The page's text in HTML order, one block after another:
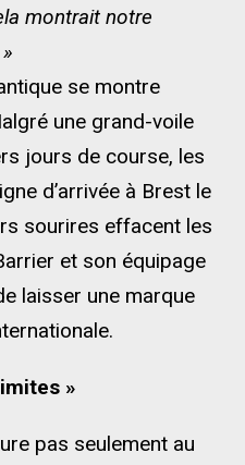
montrait notre
se montre
une grand-voile
jours de course, les
d’arrivée à Brest le
sourires effacent les
et son équipage
laisser une marque
»
pas seulement au